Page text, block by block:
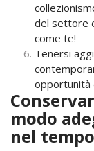
del settore
come te!
Tenersi
opportunità
modo
nel